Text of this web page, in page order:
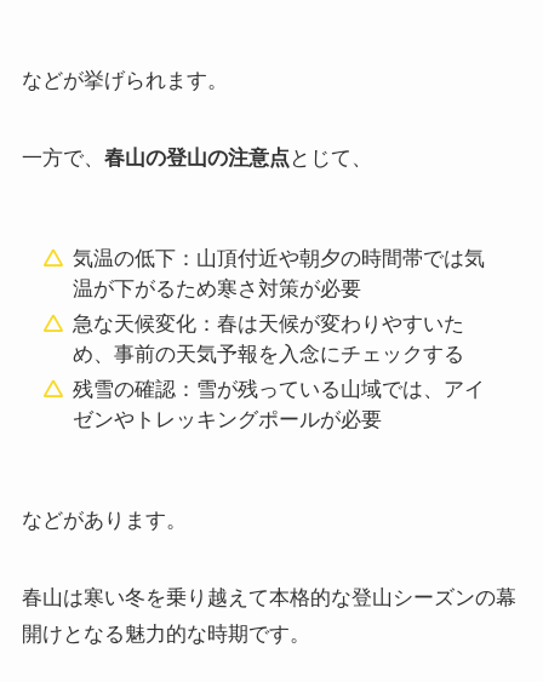
などが挙げられます。
一方で、 春山の登山の注意点 とじて、
気温の低下：山頂付近や朝夕の時間帯では気
温が下がるため寒さ対策が必要
急な天候変化：春は天候が変わりやすいた
め、事前の天気予報を入念にチェックする
残雪の確認：雪が残っている山域では、アイ
ゼンやトレッキングポールが必要
などがあります。
春山は寒い冬を乗り越えて本格的な登山シーズンの幕
開けとなる魅力的な時期です。